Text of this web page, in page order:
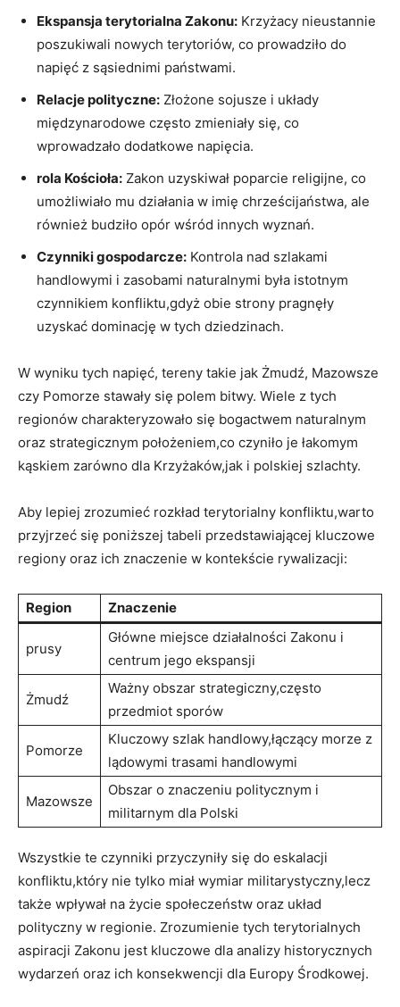
Ekspansja terytorialna Zakonu: Krzyżacy nieustannie
poszukiwali nowych terytoriów, co prowadziło do
napięć z sąsiednimi państwami.
Relacje polityczne: Złożone sojusze i układy
międzynarodowe często zmieniały się, co
wprowadzało dodatkowe napięcia.
rola Kościoła: Zakon uzyskiwał poparcie religijne, co
umożliwiało mu działania w imię chrześcijaństwa, ale
również budziło opór wśród innych wyznań.
Czynniki gospodarcze: Kontrola nad szlakami
handlowymi i zasobami naturalnymi była istotnym
czynnikiem konfliktu,gdyż obie strony pragnęły
uzyskać dominację w tych dziedzinach.
W wyniku tych napięć, tereny takie jak Żmudź, Mazowsze
czy Pomorze stawały się polem bitwy. Wiele z tych
regionów charakteryzowało się bogactwem naturalnym
oraz strategicznym położeniem,co czyniło je łakomym
kąskiem zarówno dla Krzyżaków,jak i polskiej szlachty.
Aby lepiej zrozumieć rozkład terytorialny konfliktu,warto
przyjrzeć się poniższej tabeli przedstawiającej kluczowe
regiony oraz ich znaczenie w kontekście rywalizacji:
Region Znaczenie
prusy
Główne miejsce działalności Zakonu i
centrum jego ekspansji
Żmudź
Ważny obszar strategiczny,często
przedmiot sporów
Pomorze
Kluczowy szlak handlowy,łączący morze z
lądowymi trasami handlowymi
Mazowsze
Obszar o znaczeniu politycznym i
militarnym dla Polski
Wszystkie te czynniki przyczyniły się do eskalacji
konfliktu,który nie tylko miał wymiar militarystyczny,lecz
także wpływał na życie społeczeństw oraz układ
polityczny w regionie. Zrozumienie tych terytorialnych
aspiracji Zakonu jest kluczowe dla analizy historycznych
wydarzeń oraz ich konsekwencji dla Europy Środkowej.